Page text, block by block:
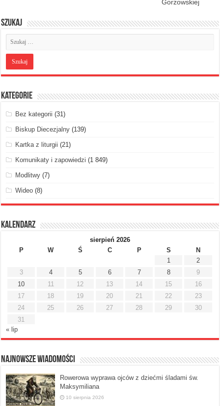
Gorzowskiej
Szukaj
Kategorie
Bez kategorii (31)
Biskup Diecezjalny (139)
Kartka z liturgii (21)
Komunikaty i zapowiedzi (1 849)
Modlitwy (7)
Wideo (8)
Kalendarz
sierpień 2026
P
W Ś C P S
N
1
2
3
4 5 6 7 8
9
10
11 12 13 14 15
16
17
18 19 20 21 22
23
24
25 26 27 28 29
30
31
« lip
Najnowsze Wiadomości
Rowerowa wyprawa ojców z dziećmi śladami św.
Maksymiliana
10 sierpnia 2026